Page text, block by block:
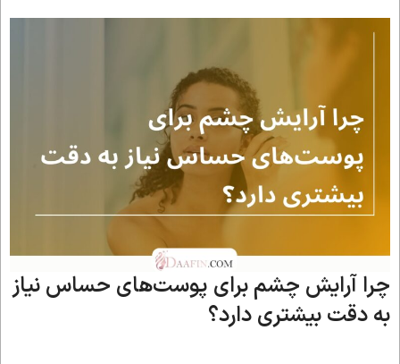
چرا آرایش چشم برای پوست‌های حساس نیاز
به دقت بیشتری دارد؟